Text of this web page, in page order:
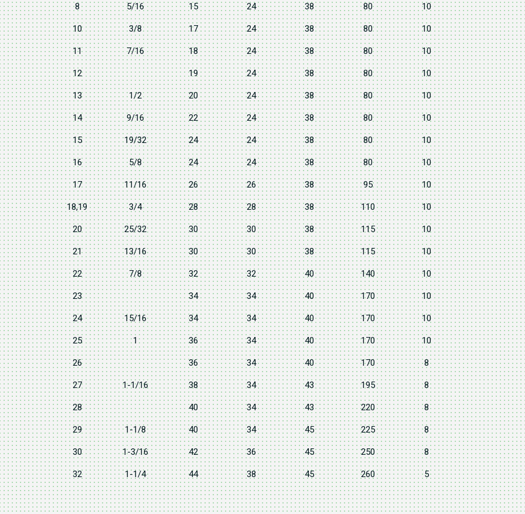
8 5/16 15 24 38 80 10
10 3/8 17 24 38 80 10
11 7/16 18 24 38 80 10
12 19 24 38 80 10
13 1/2 20 24 38 80 10
14 9/16 22 24 38 80 10
15 19/32 24 24 38 80 10
16 5/8 24 24 38 80 10
17 11/16 26 26 38 95 10
18,19 3/4 28 28 38 110 10
20 25/32 30 30 38 115 10
21 13/16 30 30 38 115 10
22 7/8 32 32 40 140 10
23 34 34 40 170 10
24 15/16 34 34 40 170 10
25 1 36 34 40 170 10
26 36 34 40 170 8
27 1-1/16 38 34 43 195 8
28 40 34 43 220 8
29 1-1/8 40 34 45 225 8
30 1-3/16 42 36 45 250 8
32 1-1/4 44 38 45 260 5